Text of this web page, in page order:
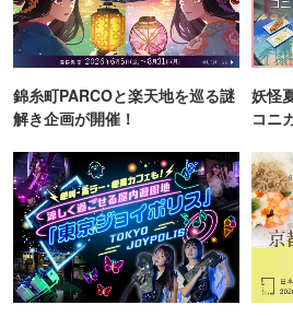
錦糸町PARCOと楽天地を巡る謎
解き企画が開催！
妖怪
コニ